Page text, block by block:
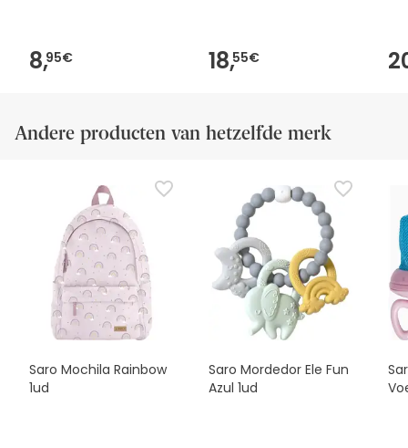
8,95€ 18,55€
Andere producten van hetzelfde merk
Saro Mochila Rainbow
1ud
Saro Mordedor Ele Fun
Azul 1ud